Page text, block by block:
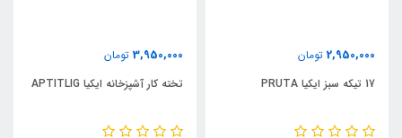
2,950,000 تومان
17 تیکه سبز ایکیا PRUTA
3,950,000 تومان
تخته کار آشپزخانه ایکیا APTITLIG